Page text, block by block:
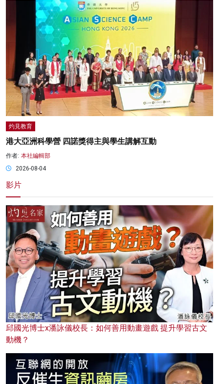
灼見教育
港大亞洲科學營 四諾獎得主與學生講解互動
作者: 本社編輯部
2026-08-04
影片
邱國光博士x潘詠儀校長：如何善用動畫遊戲 提升學習古文
動機？